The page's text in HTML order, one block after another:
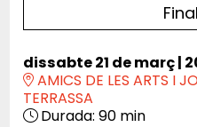
dissabte 21 de març|
AMICS DE LES ARTS I
TERRASSA
Durada: 90 min